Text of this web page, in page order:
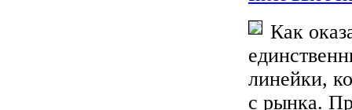
Как
линейки,
с рынка.